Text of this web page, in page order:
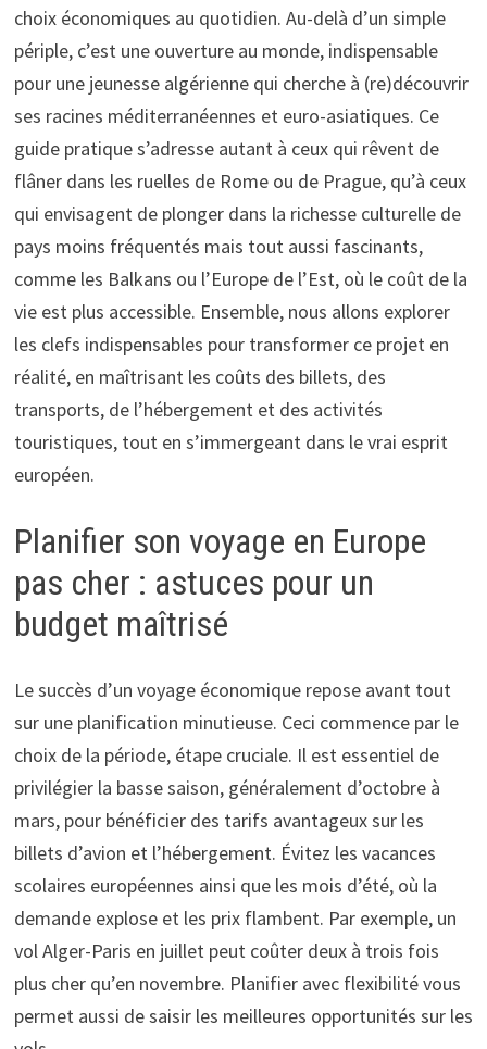
choix économiques au quotidien. Au-delà d’un simple
périple, c’est une ouverture au monde, indispensable
pour une jeunesse algérienne qui cherche à (re)découvrir
ses racines méditerranéennes et euro-asiatiques. Ce
guide pratique s’adresse autant à ceux qui rêvent de
flâner dans les ruelles de Rome ou de Prague, qu’à ceux
qui envisagent de plonger dans la richesse culturelle de
pays moins fréquentés mais tout aussi fascinants,
comme les Balkans ou l’Europe de l’Est, où le coût de la
vie est plus accessible. Ensemble, nous allons explorer
les clefs indispensables pour transformer ce projet en
réalité, en maîtrisant les coûts des billets, des
transports, de l’hébergement et des activités
touristiques, tout en s’immergeant dans le vrai esprit
européen.
Planifier son voyage en Europe
pas cher : astuces pour un
budget maîtrisé
Le succès d’un voyage économique repose avant tout
sur une planification minutieuse. Ceci commence par le
choix de la période, étape cruciale. Il est essentiel de
privilégier la basse saison, généralement d’octobre à
mars, pour bénéficier des tarifs avantageux sur les
billets d’avion et l’hébergement. Évitez les vacances
scolaires européennes ainsi que les mois d’été, où la
demande explose et les prix flambent. Par exemple, un
vol Alger-Paris en juillet peut coûter deux à trois fois
plus cher qu’en novembre. Planifier avec flexibilité vous
permet aussi de saisir les meilleures opportunités sur les